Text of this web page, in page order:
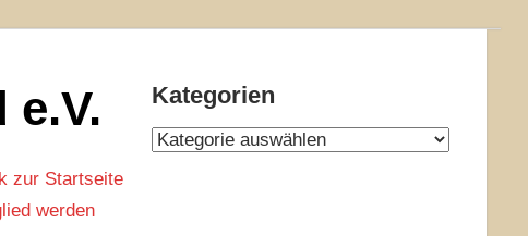
Kategorien
Kategorien
zur Startseite
werden